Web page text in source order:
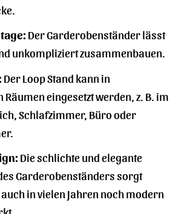
Der Garderobenständer lässt
unkompliziert zusammenbauen.
Der Loop Stand kann in
eingesetzt werden, z. B. im
Schlafzimmer, Büro oder
Die schlichte und elegante
Garderobenständers sorgt
in vielen Jahren noch modern